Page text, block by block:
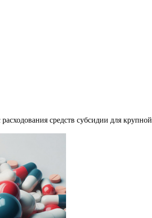
средств субсидии для крупной